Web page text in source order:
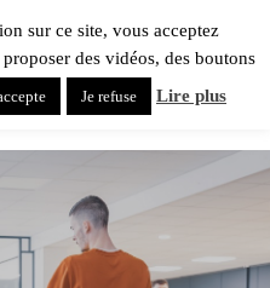
sur ce site, vous acceptez
des vidéos, des boutons
Je refuse Lire plus